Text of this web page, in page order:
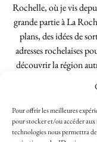
Pour offrir les meilleures
pour stocker et/ou accéder
technologies nous permettra
Rochelle, où je vis
grande partie à La
plans, des idées de
adresses rochelaises
découvrir la région
Rochelle, tenu par
soyez Rochelais·e ou
articles vous aideront